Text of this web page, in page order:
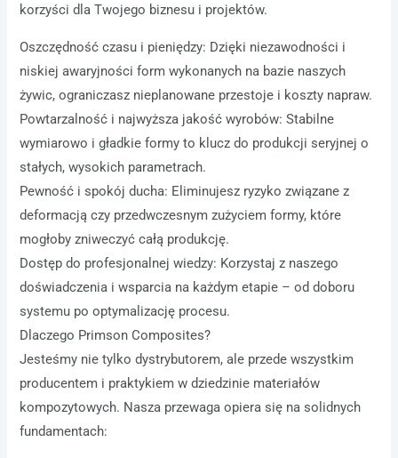
korzyści dla Twojego biznesu i projektów.
Oszczędność czasu i pieniędzy: Dzięki niezawodności i
niskiej awaryjności form wykonanych na bazie naszych
żywic, ograniczasz nieplanowane przestoje i koszty napraw.
Powtarzalność i najwyższa jakość wyrobów: Stabilne
wymiarowo i gładkie formy to klucz do produkcji seryjnej o
stałych, wysokich parametrach.
Pewność i spokój ducha: Eliminujesz ryzyko związane z
deformacją czy przedwczesnym zużyciem formy, które
mogłoby zniweczyć całą produkcję.
Dostęp do profesjonalnej wiedzy: Korzystaj z naszego
doświadczenia i wsparcia na każdym etapie – od doboru
systemu po optymalizację procesu.
Dlaczego Primson Composites?
Jesteśmy nie tylko dystrybutorem, ale przede wszystkim
producentem i praktykiem w dziedzinie materiałów
kompozytowych. Nasza przewaga opiera się na solidnych
fundamentach: